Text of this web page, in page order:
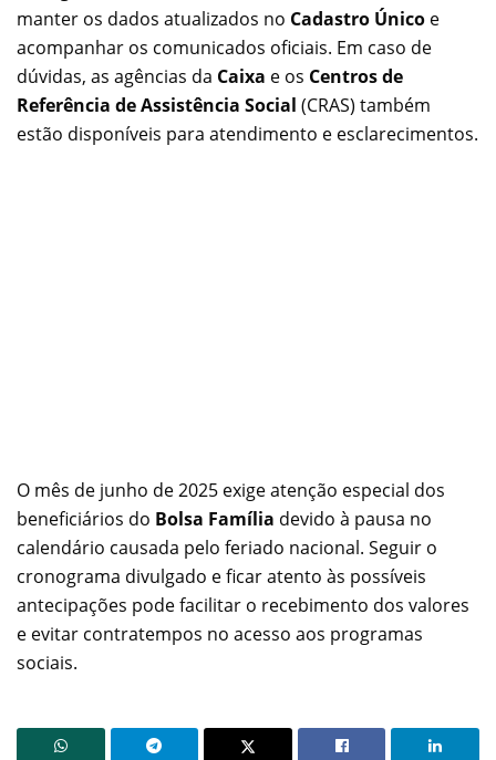
manter os dados atualizados no Cadastro Único e
acompanhar os comunicados oficiais. Em caso de
dúvidas, as agências da Caixa e os Centros de
Referência de Assistência Social (CRAS) também
estão disponíveis para atendimento e esclarecimentos.
O mês de junho de 2025 exige atenção especial dos
beneficiários do Bolsa Família devido à pausa no
calendário causada pelo feriado nacional. Seguir o
cronograma divulgado e ficar atento às possíveis
antecipações pode facilitar o recebimento dos valores
e evitar contratempos no acesso aos programas
sociais.